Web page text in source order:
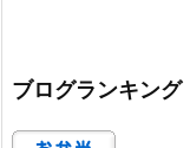
ブログランキング